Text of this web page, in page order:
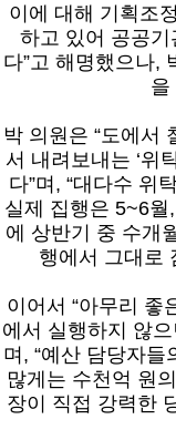
이에 대해 기획조
하고 있어 공공
다”고 해명했으나,
을
박 의원은 “도에서
서 내려보내는 ‘위
다”며, “대다수 위
실제 집행은 5~6
에 상반기 중 수개
행에서 그대로
이어서 “아무리 좋
에서 실행하지 않
며, “예산 담당자
많게는 수천억 원
장이 직접 강력한